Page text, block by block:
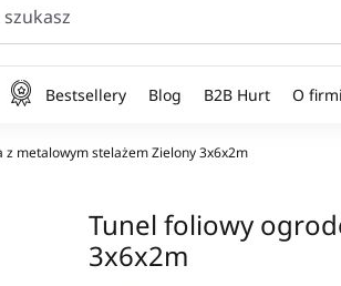
Bestsellery Blog B2B Hurt O
metalowym stelażem Zielony 3x6x2m
Tunel foliowy
3x6x2m